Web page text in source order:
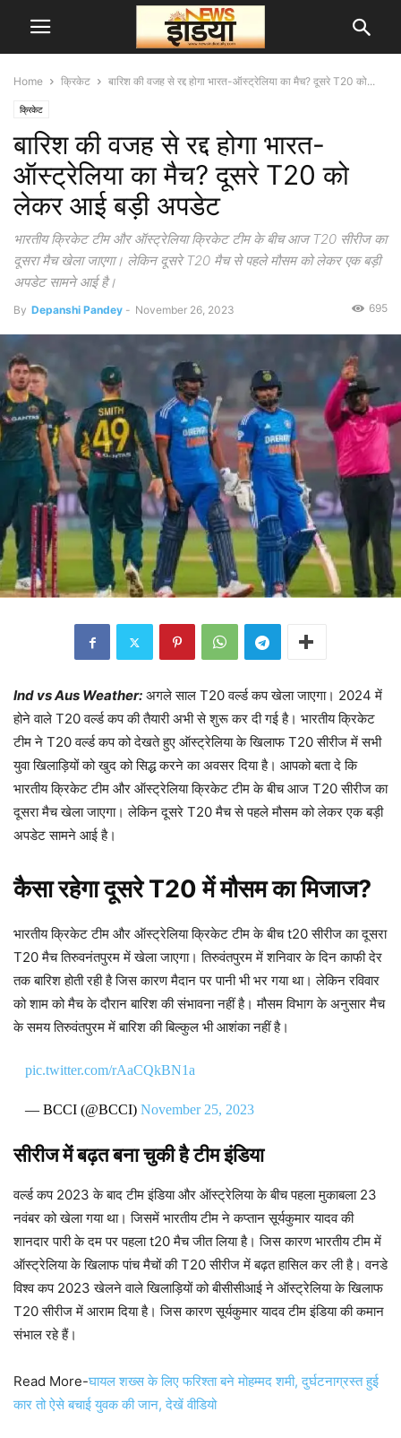
Home क्रिकेट बारिश की वजह से रद्द होगा भारत-ऑस्ट्रेलिया का मैच? दूसरे T20 को...
क्रिकेट
बारिश की वजह से रद्द होगा भारत-
ऑस्ट्रेलिया का मैच? दूसरे T20 को
लेकर आई बड़ी अपडेट
भारतीय क्रिकेट टीम और ऑस्ट्रेलिया क्रिकेट टीम के बीच आज T20 सीरीज का
दूसरा मैच खेला जाएगा। लेकिन दूसरे T20 मैच से पहले मौसम को लेकर एक बड़ी
अपडेट सामने आई है।
By Depanshi Pandey - November 26, 2023 695
Ind vs Aus Weather: अगले साल T20 वर्ल्ड कप खेला जाएगा। 2024 में
होने वाले T20 वर्ल्ड कप की तैयारी अभी से शुरू कर दी गई है। भारतीय क्रिकेट
टीम ने T20 वर्ल्ड कप को देखते हुए ऑस्ट्रेलिया के खिलाफ T20 सीरीज में सभी
युवा खिलाड़ियों को खुद को सिद्ध करने का अवसर दिया है। आपको बता दे कि
भारतीय क्रिकेट टीम और ऑस्ट्रेलिया क्रिकेट टीम के बीच आज T20 सीरीज का
दूसरा मैच खेला जाएगा। लेकिन दूसरे T20 मैच से पहले मौसम को लेकर एक बड़ी
अपडेट सामने आई है।
कैसा रहेगा दूसरे T20 में मौसम का मिजाज?
भारतीय क्रिकेट टीम और ऑस्ट्रेलिया क्रिकेट टीम के बीच t20 सीरीज का दूसरा
T20 मैच तिरुवनंतपुरम में खेला जाएगा। तिरुवंतपुरम में शनिवार के दिन काफी देर
तक बारिश होती रही है जिस कारण मैदान पर पानी भी भर गया था। लेकिन रविवार
को शाम को मैच के दौरान बारिश की संभावना नहीं है। मौसम विभाग के अनुसार मैच
के समय तिरुवंतपुरम में बारिश की बिल्कुल भी आशंका नहीं है।
pic.twitter.com/rAaCQkBN1a
— BCCI (@BCCI) November 25, 2023
सीरीज में बढ़त बना चुकी है टीम इंडिया
वर्ल्ड कप 2023 के बाद टीम इंडिया और ऑस्ट्रेलिया के बीच पहला मुकाबला 23
नवंबर को खेला गया था। जिसमें भारतीय टीम ने कप्तान सूर्यकुमार यादव की
शानदार पारी के दम पर पहला t20 मैच जीत लिया है। जिस कारण भारतीय टीम में
ऑस्ट्रेलिया के खिलाफ पांच मैचों की T20 सीरीज में बढ़त हासिल कर ली है। वनडे
विश्व कप 2023 खेलने वाले खिलाड़ियों को बीसीसीआई ने ऑस्ट्रेलिया के खिलाफ
T20 सीरीज में आराम दिया है। जिस कारण सूर्यकुमार यादव टीम इंडिया की कमान
संभाल रहे हैं।
Read More-घायल शख्स के लिए फरिश्ता बने मोहम्मद शमी, दुर्घटनाग्रस्त हुई
कार तो ऐसे बचाई युवक की जान, देखें वीडियो